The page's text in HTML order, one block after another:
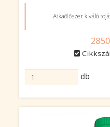
Atkaölőszer kiváló
db